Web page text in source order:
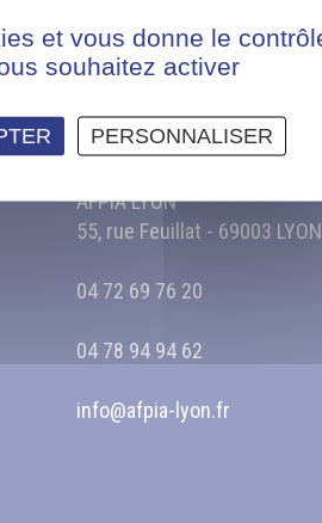
NOUS
AFPIA LYON
55, rue Feuillat - 69003 LYON
04 72 69 76 20
04 78 94 94 62
info@afpia-lyon.fr
et vous donne le
souhaitez activer
PERSONNALISER